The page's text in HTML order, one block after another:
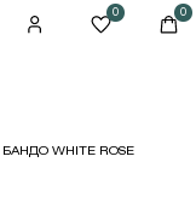
0 0
БАНДО WHITE ROSE